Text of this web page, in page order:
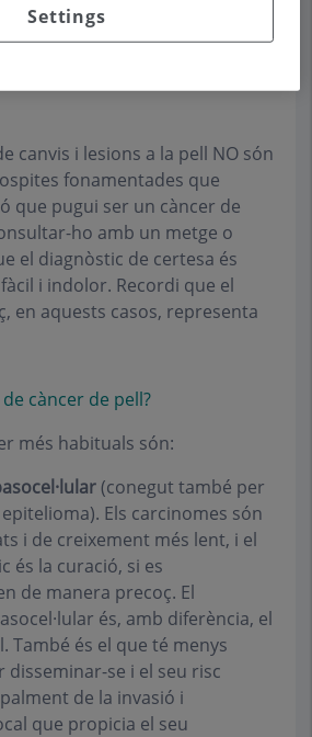
va en augment. Qualsevol
part de la pell pot créixer
canvis i lesions a la pell NO són
fonamentades que
que pugui ser un càncer de
ho amb un metge o
el diagnòstic de certesa és
i indolor. Recordi que el
en aquests casos, representa
càncer de pell?
més habituals són:
(conegut també per
Els carcinomes són
i de creixement més lent, i el
és la curació, si es
de manera precoç. El
és, amb diferència, el
També és el que té menys
disseminar-se i el seu risc
de la invasió i
que propicia el seu
Settings